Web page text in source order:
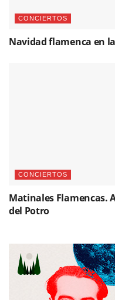
CONCIERTOS
Navidad flamenca en
CONCIERTOS
Matinales Flamencas.
del Potro